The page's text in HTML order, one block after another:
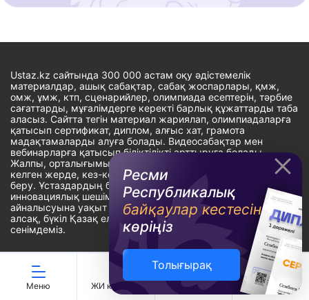
Ресми
Республикалық
байқаулар кестесін
көріңіз
Толығырақ
Меню ЖИ көмекші Ойындар Дайын ҚМЖ
Ustaz.kz сайтында 300 000 астам оқу әдістемелік
материалдар, ашық сабақтар, сабақ жоспарлары, қмж,
омж, ұмж, ктп, сценарийлер, олимпиада есептерін, тәрбие
сағаттарды, мұғалімдерге керекті барлық құжаттарды таба
аласыз. Сайтта тегін материал жариялап, олимпиадаларға
қатысып сертификат, диплом, алғыс хат, грамота
мадақтамаларды алуға болады. Видеосабақтар мен
вебинарларға қатысып біліктілікті арттыруға болады.
Жалпы, орталығымыздың басты мақсаты: ұстаздарға кез-
келген жерде, кез-келген уақытта білім алуына мүмкіндік
беру. Ұстаздардың барлық өзекті мәселелеріне
инновациялық шешім тауып, шығармашылық жұмыспен
айналысуына уақыт сыйлау. «Ұстаздарға сапалы білім бере
алсақ, бүкіл Қазақ еліне білім бере аламыз» - деген
сенімдеміз.
Сайт Peaksoft веб-студиясында жасалған - Peaksoft.kz